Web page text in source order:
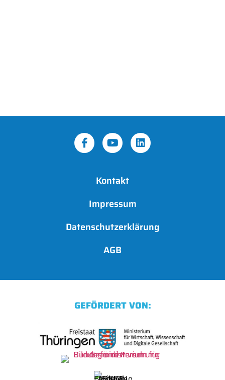
Kontakt
Impressum
Datenschutzerklärung
AGB
GEFÖRDERT VON: